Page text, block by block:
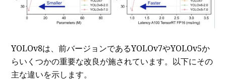
YOLOv8は、前バージョンであるYOLOv7やYOLOv5か
らいくつかの重要な改良が施されています。以下にその
主な違いを示します。